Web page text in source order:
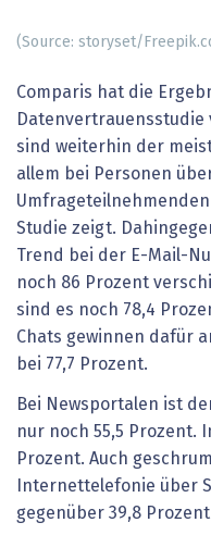
(Source: storyset/
Comparis hat die
sind weiterhin der
allem bei Personen
Umfrageteilnehmenden
Studie zeigt.
Trend bei der E-Mail-
noch 86 Prozent
sind es noch 78,4
Chats gewinnen dafür
bei 77,7 Prozent.
Bei Newsportalen ist
nur noch 55,5 Prozent.
Prozent. Auch
Internettelefonie über
gegenüber 39,8 Prozent